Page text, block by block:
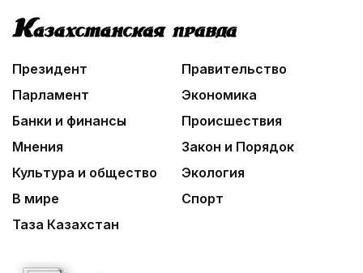
Президент
Правительство
Парламент
Экономика
Банки и финансы
Происшествия
Мнения
Закон и Порядок
Культура и общество
Экология
В мире
Спорт
Таза Казахстан